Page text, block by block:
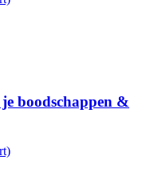
boodschappen &